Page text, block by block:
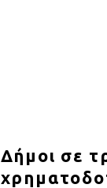
Δήμοι σε